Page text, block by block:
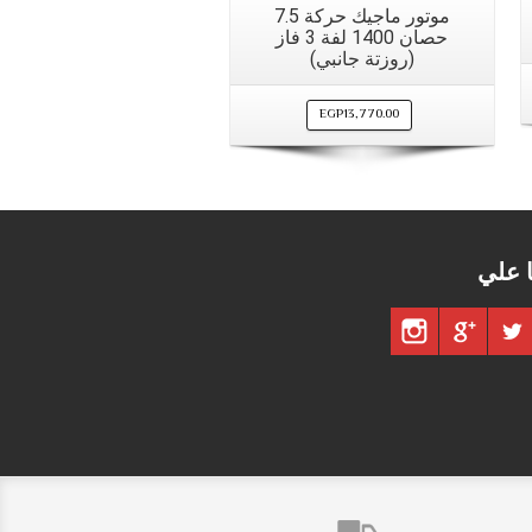
موتور ماجيك حركة 7.5
حصان 1400 لفة 3 فاز
(روزتة جانبي)
EGP13,770.00
علي